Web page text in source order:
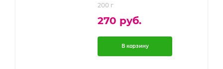
200 г
270 руб.
В корзину